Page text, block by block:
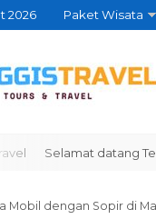
2026 Paket Wisata
Selamat datang
Mobil dengan Sopir di